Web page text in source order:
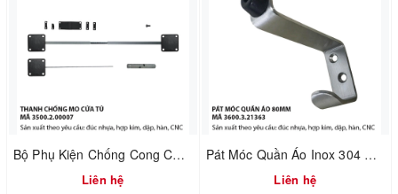
Bộ Phụ Kiện Chống Cong Cửa Tủ – Điều Chỉnh Cánh Cửa | Mã 3500.2.00007
Liên hệ
Pát Móc Quần Áo Inox 304 Không Rỉ Tích Hợp Chặn Cửa – Dài 80mm | Mã 3600.3.21363
Liên hệ